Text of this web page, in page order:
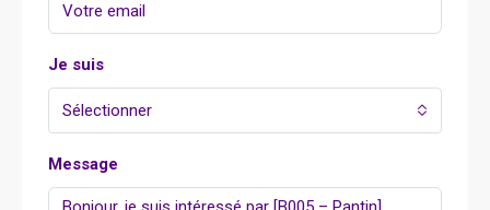
Je suis
Sélectionner
Message